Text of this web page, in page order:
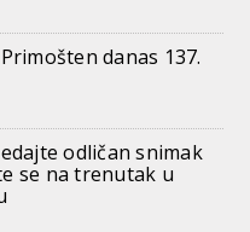
danas 137.
odličan snimak
se na trenutak u